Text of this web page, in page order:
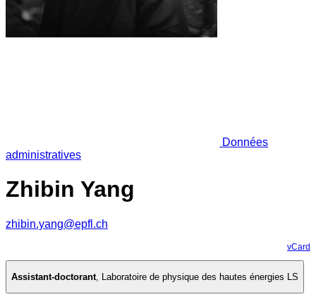
Données
administratives
Zhibin Yang
zhibin.yang@epfl.ch
vCard
Assistant-doctorant, Laboratoire de physique des hautes énergies LS